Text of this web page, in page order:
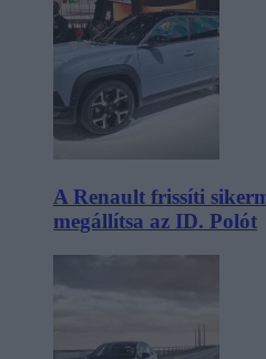
A Renault frissíti
megállítsa az ID. Polót